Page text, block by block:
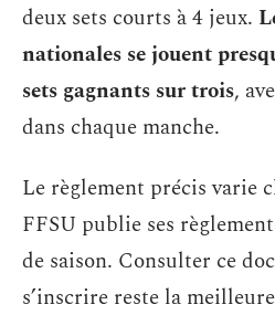
deux sets courts à 4 jeux.
nationales se jouent
sets gagnants sur trois,
dans chaque manche.
Le règlement précis varie
FFSU publie ses
de saison. Consulter ce
s’inscrire reste la